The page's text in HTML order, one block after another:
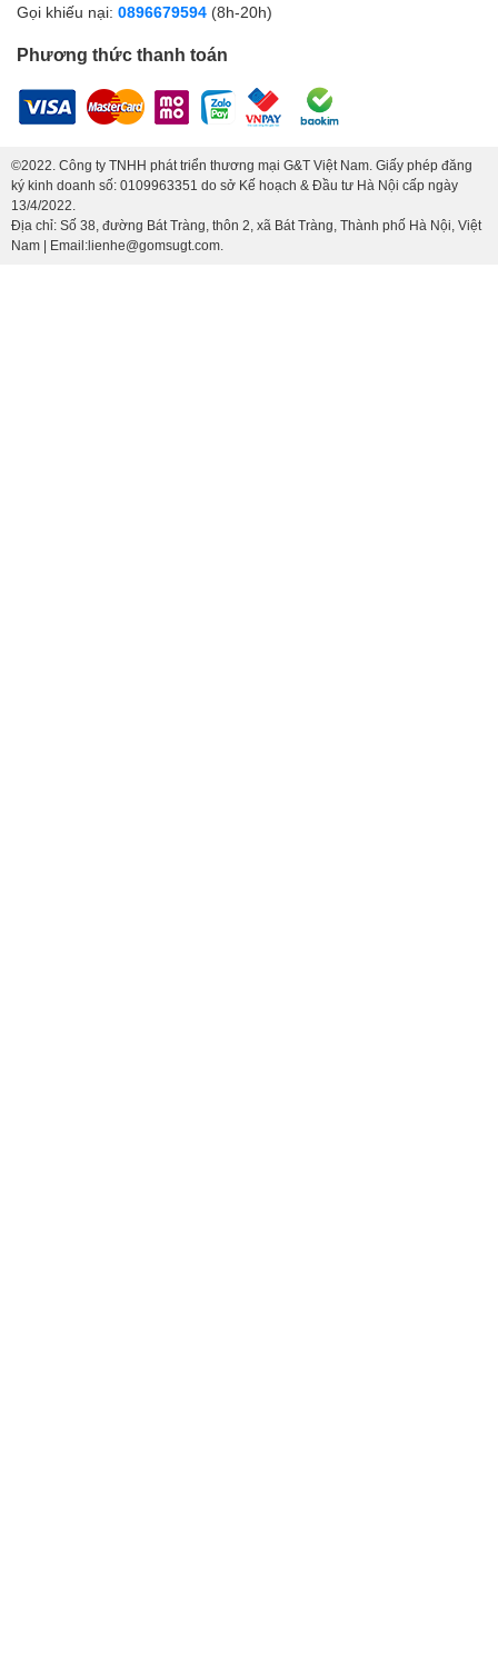
Gọi khiếu nại: 0896679594 (8h-20h)
Phương thức thanh toán
©2022. Công ty TNHH phát triển thương mại G&T Việt Nam. Giấy phép đăng
ký kinh doanh số: 0109963351 do sở Kế hoạch & Đầu tư Hà Nội cấp ngày
13/4/2022.
Địa chỉ: Số 38, đường Bát Tràng, thôn 2, xã Bát Tràng, Thành phố Hà Nội, Việt
Nam | Email:lienhe@gomsugt.com.